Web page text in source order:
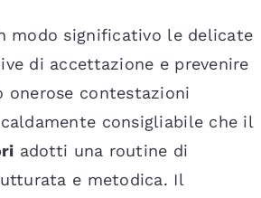
modo significativo le delicate
di accettazione e prevenire
onerose contestazioni
consigliabile che il
adotti una routine di
e metodica. Il